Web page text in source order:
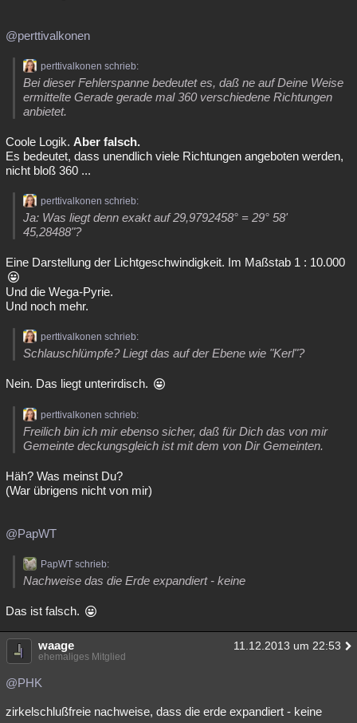
@perttivalkonen
perttivalkonen schrieb:
Bei dieser Fehlerspanne bedeutet es, daß ne auf Deine Weise
ermittelte Gerade gerade mal 360 verschiedene Richtungen
anbietet.
Coole Logik. Aber falsch.
Es bedeutet, dass unendlich viele Richtungen angeboten werden,
nicht bloß 360 ...
perttivalkonen schrieb:
Ja: Was liegt denn exakt auf 29,9792458° = 29° 58'
45,28488"?
Eine Darstellung der Lichtgeschwindigkeit. Im Maßstab 1 : 10.000
Und die Wega-Pyrie.
Und noch mehr.
perttivalkonen schrieb:
Schlauschlümpfe? Liegt das auf der Ebene wie "Kerl"?
Nein. Das liegt unterirdisch.
perttivalkonen schrieb:
Freilich bin ich mir ebenso sicher, daß für Dich das von mir
Gemeinte deckungsgleich ist mit dem von Dir Gemeinten.
Häh? Was meinst Du?
(War übrigens nicht von mir)
@PapWT
PapWT schrieb:
Nachweise das die Erde expandiert - keine
Das ist falsch.
waage 11.12.2013 um 22:53
ehemaliges Mitglied
@PHK
zirkelschlußfreie nachweise, dass die erde expandiert - keine